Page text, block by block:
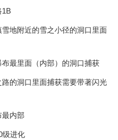
1B
地附近的雪之小径的洞口里面
最里面（内部）的洞口捕获
的洞口里面捕获需要带著闪光
内部
级进化